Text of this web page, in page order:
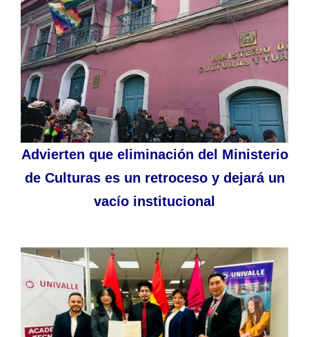
Advierten que eliminación del Ministerio
de Culturas es un retroceso y dejará un
vacío institucional